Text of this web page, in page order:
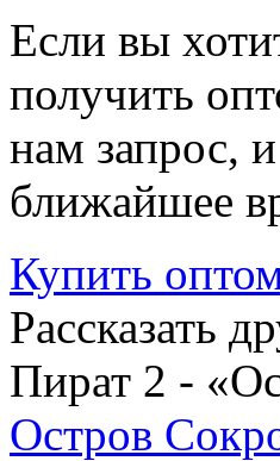
Если вы
получить
нам запрос,
ближайшее
Купить
Рассказать
Пират 2 -
Остров